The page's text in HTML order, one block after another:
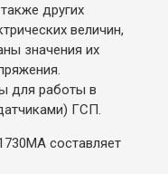
других
величин,
значения их
для работы в
ГСП.
составляет